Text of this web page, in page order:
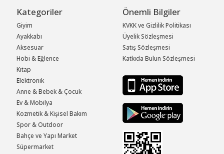
Kategoriler
Giyim
Ayakkabı
Aksesuar
Hobi & Eğlence
Kitap
Elektronik
Anne & Bebek & Çocuk
Ev & Mobilya
Kozmetik & Kişisel Bakım
Spor & Outdoor
Bahçe ve Yapı Market
Süpermarket
Önemli Bilgiler
KVKK ve Gizlilik Politikası
Üyelik Sözleşmesi
Satış Sözleşmesi
Katkıda Bulun Sözleşmesi